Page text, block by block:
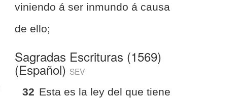
viniendo á ser inmundo á causa
de ello;
Sagradas Escrituras (1569)
(Español) SEV
32 Esta es la ley del que tiene